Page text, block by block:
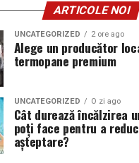
ARTICOLE NOI
UNCATEGORIZED 2 ore ago
Alege un producător
termopane premium
UNCATEGORIZED O zi ago
Cât durează încălzirea
poți face pentru a
așteptare?